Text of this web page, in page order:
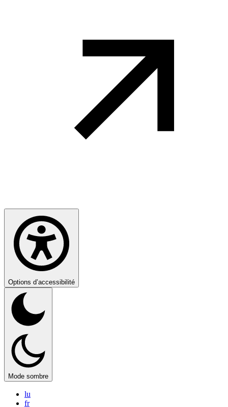
Options d’accessibilité
Mode sombre
lu
fr